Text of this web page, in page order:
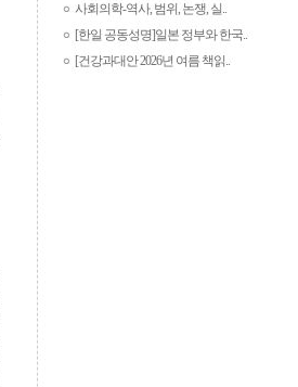
사회의학-역사, 범위, 논쟁, 실..
[한일 공동성명]일본 정부와 한국..
[건강과대안 2026년 여름 책읽..